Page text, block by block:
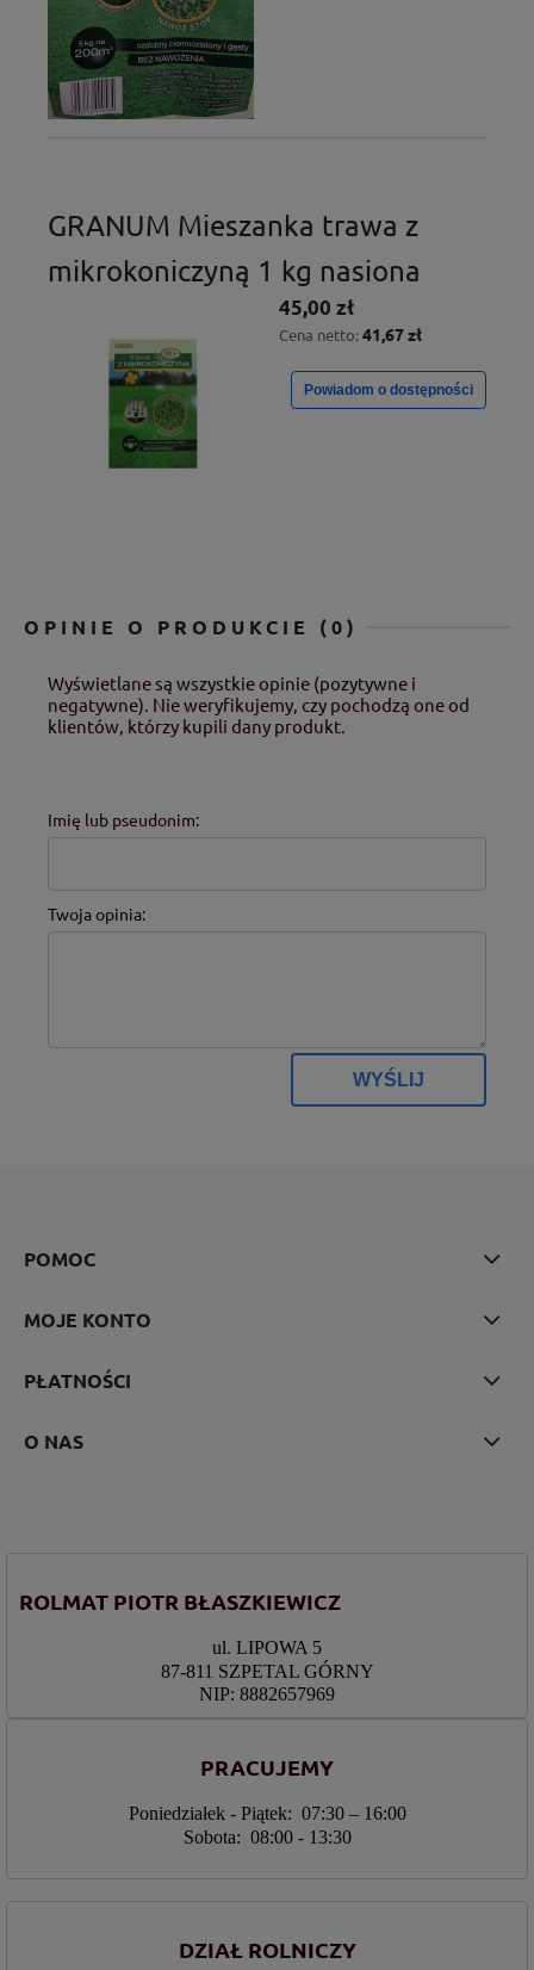
GRANUM Mieszanka trawa z
mikrokoniczyną 1 kg nasiona
45,00 zł
Cena netto: 41,67 zł
Powiadom o dostępności
OPINIE O PRODUKCIE (0)
Wyświetlane są wszystkie opinie (pozytywne i
negatywne). Nie weryfikujemy, czy pochodzą one od
klientów, którzy kupili dany produkt.
Imię lub pseudonim:
Twoja opinia:
WYŚLIJ
POMOC
MOJE KONTO
PŁATNOŚCI
O NAS
ROLMAT PIOTR BŁASZKIEWICZ
ul. LIPOWA 5
87-811 SZPETAL GÓRNY
NIP: 8882657969
PRACUJEMY
Poniedziałek - Piątek: 07:30 – 16:00
Sobota: 08:00 - 13:30
DZIAŁ ROLNICZY